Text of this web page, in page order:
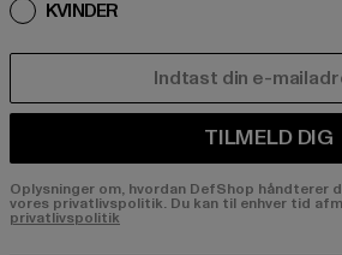
KVINDER
TILMELD DIG
Oplysninger om, hvordan DefShop håndterer
vores privatlivspolitik. Du kan til enhver tid
privatlivspolitik